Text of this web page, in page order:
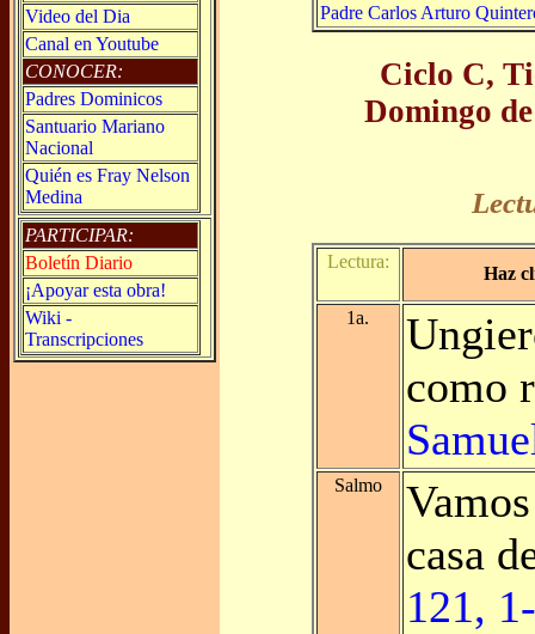
Video del Dia
Canal en Youtube
CONOCER:
Padres Dominicos
Santuario Mariano
Nacional
Quién es Fray Nelson
Medina
PARTICIPAR:
Boletín Diario
¡Apoyar esta obra!
Wiki -
Transcripciones
Padre Carlos Arturo
Ciclo C,
Domingo
Lectura:
Haz
1a.
como
Salmo
casa
121,